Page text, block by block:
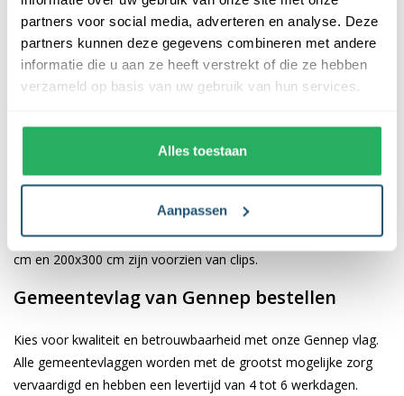
partners voor social media, adverteren en analyse. Deze
partners kunnen deze gegevens combineren met andere
informatie die u aan ze heeft verstrekt of die ze hebben
verzameld op basis van uw gebruik van hun services.
Alles toestaan
Aanpassen
De afwerking van onze vlaggen is van hoge kwaliteit. Ze zijn
voorzien van een sterke kopband en een dubbele stiknaad, wat
bijdraagt aan hun duurzaamheid en stevigheid. Wij bieden de
vlag vanGennepaan in verschillende afmetingen: 40x60 cm,
is er altijd een geschikte maat voor jouw specifieke toepassing
voorzien van verschillende bevestigingsmogelijkheden. De
vlaggen van 40x60 cm, 70x100 cm en 100x150 cm zijn uitgerust
met een koord en lusje, terwijl de grotere maten van 150x225
cm en 200x300 cm zijn voorzien van clips.
Gemeentevlag van Gennep bestellen
Kies voor kwaliteit en betrouwbaarheid met onze Gennep vlag.
Alle gemeentevlaggen worden met de grootst mogelijke zorg
vervaardigd en hebben een levertijd van 4 tot 6 werkdagen.